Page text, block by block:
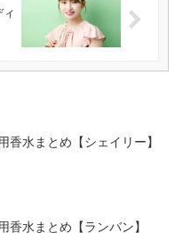
香水まとめ【シェイリー】
香水まとめ【ランバン】